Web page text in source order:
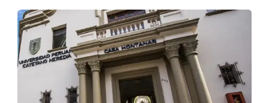
Mag. Melania Katy Gutiérrez Yepez
Dra. Elisa Socorro Robles Robles
Jefa de la Unidad de Posgrado y
Especialización en Educación